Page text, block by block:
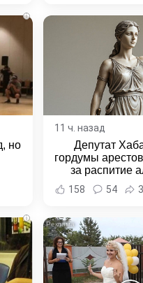
i
но
11 ч. назад
Депутат
гордумы
за распитие
Новости
158 54
i